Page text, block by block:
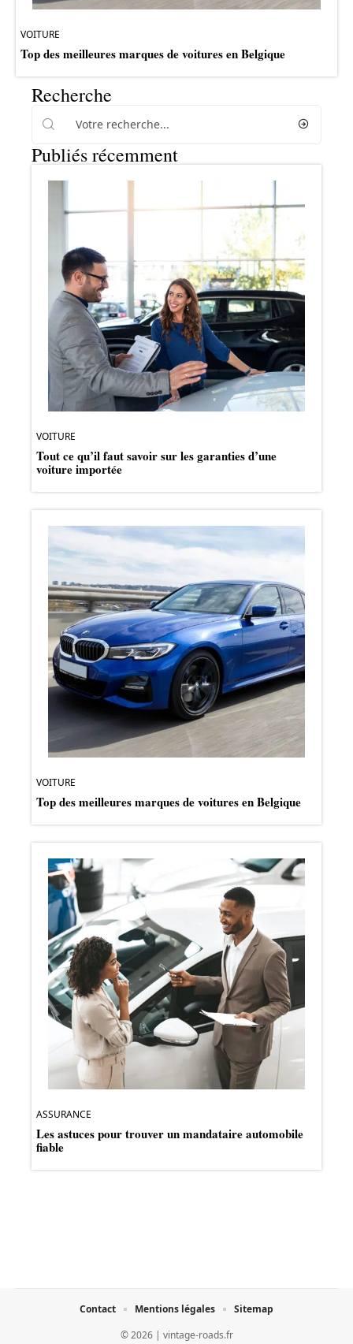
VOITURE
Top des meilleures marques de voitures en Belgique
Recherche
Publiés récemment
VOITURE
Tout ce qu’il faut savoir sur les garanties d’une
voiture importée
VOITURE
Top des meilleures marques de voitures en Belgique
ASSURANCE
Les astuces pour trouver un mandataire automobile
fiable
© 2026 | vintage-roads.fr
Contact Mentions légales Sitemap